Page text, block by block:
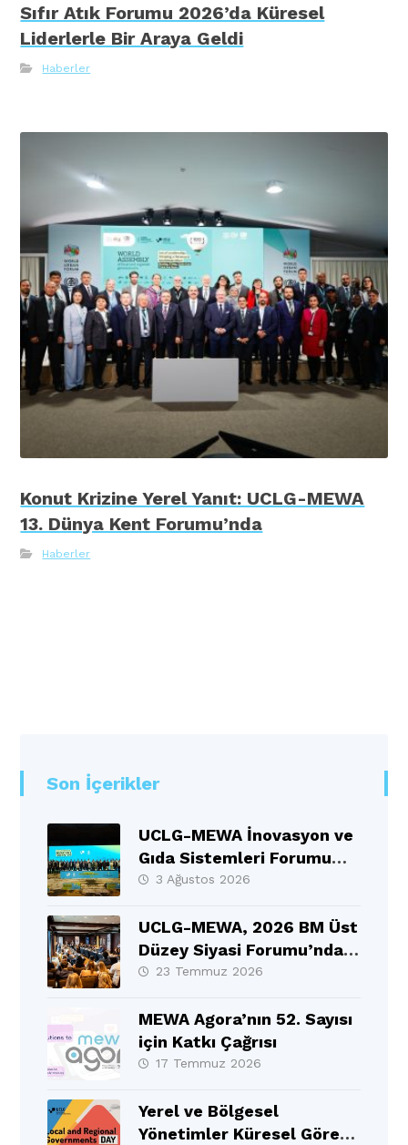
Sıfır Atık Forumu 2026’da Küresel
Liderlerle Bir Araya Geldi
Haberler
Konut Krizine Yerel Yanıt: UCLG-MEWA
13. Dünya Kent Forumu’nda
Haberler
Son İçerikler
UCLG-MEWA İnovasyon ve
Gıda Sistemleri Forumu
Selçuklu’da Gerçekleşti
3 Ağustos 2026
UCLG-MEWA, 2026 BM Üst
Düzey Siyasi Forumu’nda
MEWA Bölgesinin Sesi
23 Temmuz 2026
MEWA Agora’nın 52. Sayısı
için Katkı Çağrısı
17 Temmuz 2026
Yerel ve Bölgesel
Yönetimler Küresel Görev